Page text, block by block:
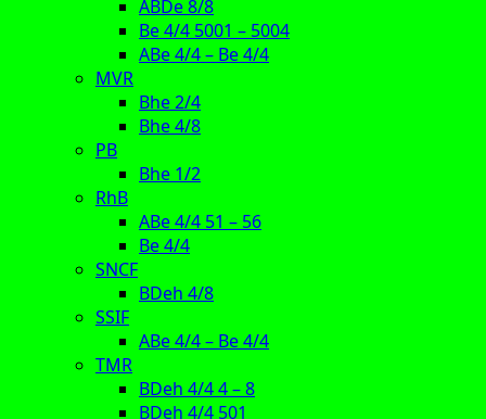
ABDe 8/8
Be 4/4 5001 – 5004
ABe 4/4 – Be 4/4
MVR
Bhe 2/4
Bhe 4/8
PB
Bhe 1/2
RhB
ABe 4/4 51 – 56
Be 4/4
SNCF
BDeh 4/8
SSIF
ABe 4/4 – Be 4/4
TMR
BDeh 4/4 4 – 8
BDeh 4/4 501